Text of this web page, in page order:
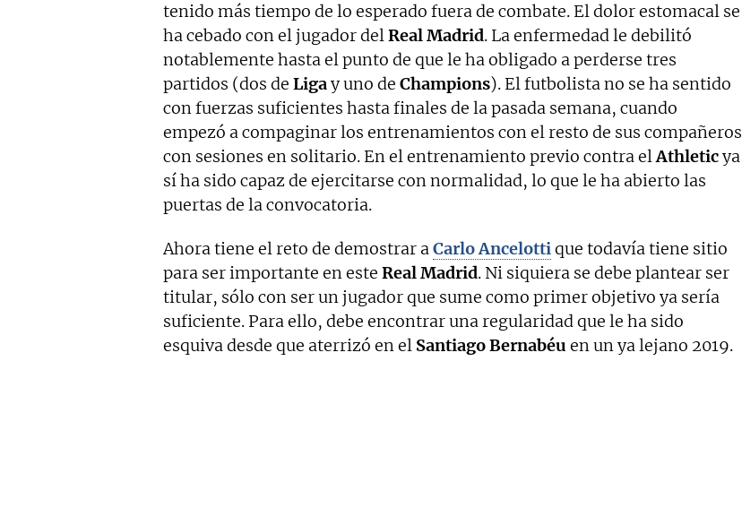
tenido más tiempo de lo esperado fuera de combate. El dolor estomacal se
ha cebado con el jugador delReal Madrid. La enfermedad le debilitó
notablemente hasta el punto de que le ha obligado a perderse tres
partidos (dos de Ligay uno de Champions). El futbolista no se ha sentido
con fuerzas suficientes hasta finales de la pasada semana, cuando
empezó a compaginar los entrenamientos con el resto de sus compañeros
con sesiones en solitario. En el entrenamiento previo contra elAthleticya
sí ha sido capaz de ejercitarse con normalidad, lo que le ha abierto las
puertas de la convocatoria.
Ahora tiene el reto de demostrar aCarlo Ancelottique todavía tiene sitio
para ser importante en este Real Madrid. Ni siquiera se debe plantear ser
titular, sólo con ser un jugador que sume como primer objetivo ya sería
suficiente. Para ello, debe encontrar una regularidad que le ha sido
esquiva desde que aterrizó en el Santiago Bernabéu en un ya lejano 2019.